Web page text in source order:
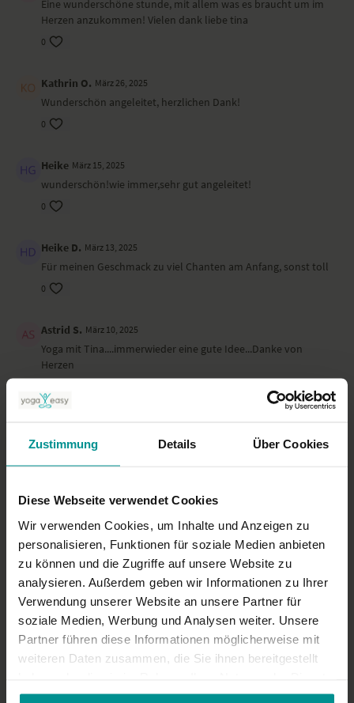
Zustimmung Details Über Cookies
Diese Webseite verwendet Cookies
Wir verwenden Cookies, um Inhalte und Anzeigen zu
personalisieren, Funktionen für soziale Medien anbieten
zu können und die Zugriffe auf unsere Website zu
analysieren. Außerdem geben wir Informationen zu Ihrer
Verwendung unserer Website an unsere Partner für
soziale Medien, Werbung und Analysen weiter. Unsere
Partner führen diese Informationen möglicherweise mit
weiteren Daten zusammen, die Sie ihnen bereitgestellt
gesammelt haben.
Variante Krieger II – Virabhadrasana II
seitlicher Winkel – Parsvakonasana
friedvoller Krieger – Viparita Virabhadrasana
dynamische Göttin – Utkata Konasana
Figur 4/ einbeiniger Stuhl – Eka Pada Utkatasana
tiefe Hocke – Malasana
Happy Baby – Ananda Balasana
liegender Twist – Makarasana
Beach Bike
Schmetterling – Badha Konasana
Shavasana
Wirkung und Vorteile der Yoga-Übungs-Sequenz
Du erweiterst den Raum rund um dein Herz und verbindest dich mit
der dir innewohnenden Glücksehligkeit.
Dieses Video ist eine Aufzeichnung einer unserer Live-Klassen, daher
ist es möglich, dass die Video- oder Tonqualität nicht der gewohnten
YogaEasy-Qualität entspricht.
Eine wunderschöne stunde, mit allem was es braucht um im
Herzen anzukommen! Vielen dank liebe tina
0
Kathrin O. März 26, 2025
Wunderschön angeleitet, herzlichen Dank!
0
Heike März 15, 2025
wunderschön!wie immer,sehr gut angeleitet!
0
Heike D. März 13, 2025
Für meinen Geschmack zu viel Chanten am Anfang, sonst toll
0
Astrid S. März 10, 2025
Yoga mit Tina....immerwieder eine gute Idee...Danke von
Herzen
Liebe Tina Deine Stunden sind sehr sehr schön. Ich möchte
gerne wissen, welche mantren du ansagst. Gibt es dazu
0
Ähnliche Videos